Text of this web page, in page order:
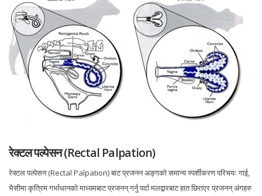
रेक्टल पल्पेसन (Rectal Palpation)
रेक्टल पल्पेसन (Rectal Palpation) बाट प्रजनन अङ्गको समान्य स्पर्शीकरण परिचयः गाई,
भैसीमा कृत्रिम गर्भाधानको माध्यमबाट प्रजनन् गर्नु पर्दा मलद्वारबाट हात छिराएर प्रजनन् अंगहरु